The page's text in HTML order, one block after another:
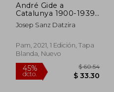
André Gide a
Catalunya 1900-1939:
248 (Textos i Estudis
de Cultura Catalana)
Josep Sanz Datzira
Pam, 2021, 1 Edición, Tapa
Blanda, Nuevo